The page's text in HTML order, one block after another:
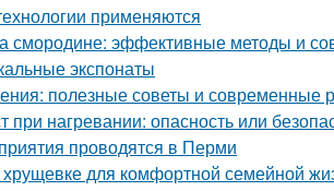
применяются
смородине: эффективные методы и
экспонаты
полезные советы и современные
при нагревании: опасность или
проводятся в Перми
хрущевке для комфортной семейной